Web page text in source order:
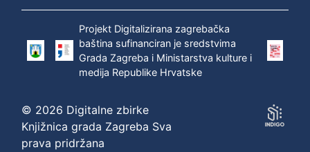
Projekt Digitalizirana zagrebačka
baština sufinanciran je sredstvima
Grada Zagreba i Ministarstva kulture i
medija Republike Hrvatske
© 2026 Digitalne zbirke
Knjižnica grada Zagreba Sva
prava pridržana